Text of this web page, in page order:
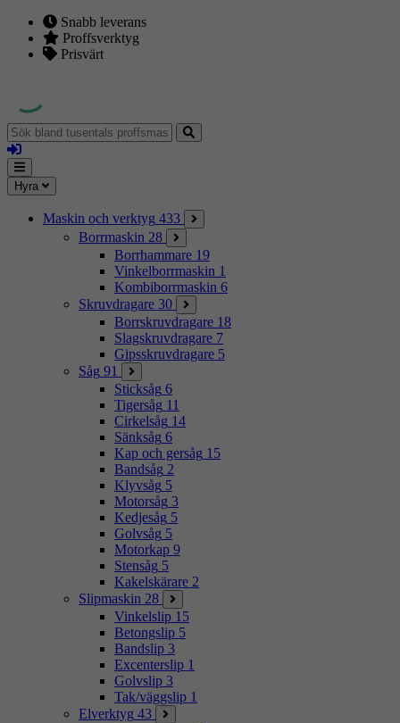
Snabb leverans
Proffsverktyg
Prisvärt
Sök
bland
tusentals
proffsmaskiner
Logga
in
Mina
sidor
Meny
Hyra
Maskin och verktyg 433
Borrmaskin 28
Borrhammare 19
Vinkelborrmaskin 1
Kombiborrmaskin 6
Skruvdragare 30
Borrskruvdragare 18
Slagskruvdragare 7
Gipsskruvdragare 5
Såg 91
Sticksåg 6
Tigersåg 11
Cirkelsåg 14
Sänksåg 6
Kap och gersåg 15
Bandsåg 2
Klyvsåg 5
Motorsåg 3
Kedjesåg 5
Golvsåg 5
Motorkap 9
Stensåg 5
Kakelskärare 2
Slipmaskin 28
Vinkelslip 15
Betongslip 5
Bandslip 3
Excenterslip 1
Golvslip 3
Tak/väggslip 1
Elverktyg 43